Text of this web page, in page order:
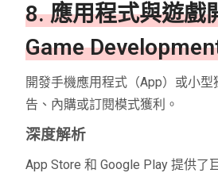
8. 應用程式與遊戲
Game
開發手機應用程式（App）或小
告、內購或訂閱模式獲利。
深度解析
App Store 和 Google Play 提供了